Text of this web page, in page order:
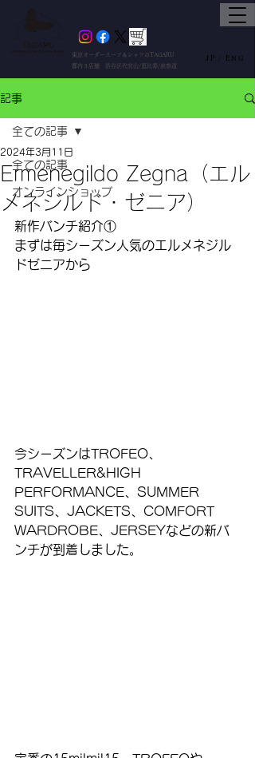
東京オーダースーツ＆シャツのTAGARU
都内３店舗 渋谷区代官山/恵比寿/表参道
ENG
JP /
記事
全ての記事
オンラインショップ
全ての記事
Ermenegildo Zegna（エル
メネジルド・ゼニア）
2024年3月11日
新作バンチ紹介①
まずは毎シーズン人気のエルメネジル
ドゼニアから
今シーズンはTROFEO、
TRAVELLER&HIGH
PERFORMANCE、SUMMER
SUITS、JACKETS、COMFORT
WARDROBE、JERSEYなどの新バ
ンチが到着しました。